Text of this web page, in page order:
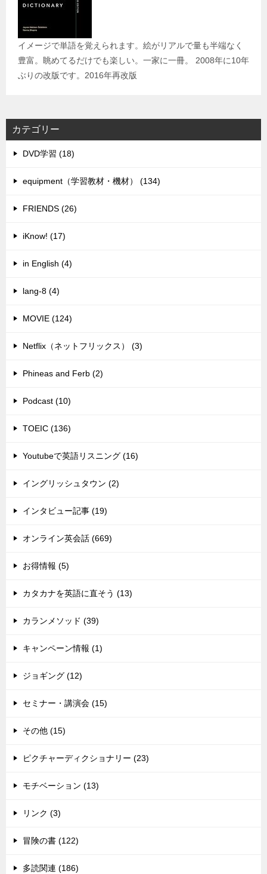
イメージで単語を覚えられます。絵がリアルで量も半端なく
豊富。眺めてるだけでも楽しい。一家に一冊。 2008年に10年
ぶりの改版です。2016年再改版
カテゴリー
DVD学習 (18)
equipment（学習教材・機材） (134)
FRIENDS (26)
iKnow! (17)
in English (4)
lang-8 (4)
MOVIE (124)
Netflix（ネットフリックス） (3)
Phineas and Ferb (2)
Podcast (10)
TOEIC (136)
Youtubeで英語リスニング (16)
イングリッシュタウン (2)
インタビュー記事 (19)
オンライン英会話 (669)
お得情報 (5)
カタカナを英語に直そう (13)
カランメソッド (39)
キャンペーン情報 (1)
ジョギング (12)
セミナー・講演会 (15)
その他 (15)
ピクチャーディクショナリー (23)
モチベーション (13)
リンク (3)
冒険の書 (122)
多読関連 (186)